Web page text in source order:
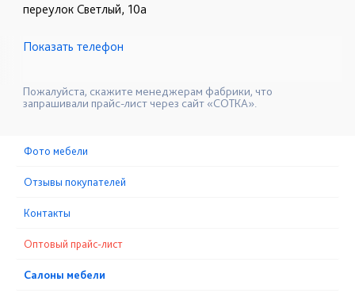
переулок Светлый, 10а
☎+7 (987) 638-98-25
Показать телефон
Пожалуйста, скажите менеджерам фабрики, что
запрашивали прайс-лист через сайт «СОТКА».
Фото мебели
Отзывы покупателей
Контакты
Оптовый прайс-лист
Cалоны мебели